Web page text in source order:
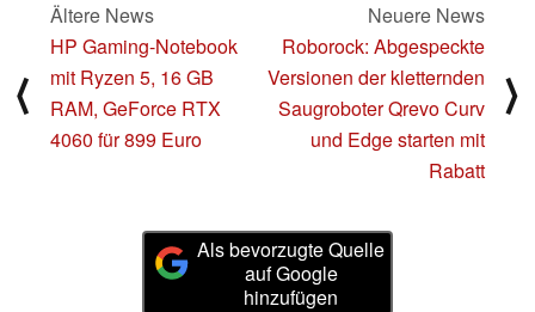
⟨
Ältere News
HP Gaming-Notebook
mit Ryzen 5, 16 GB
RAM, GeForce RTX
4060 für 899 Euro
Neuere News
Roborock: Abgespeckte
Versionen der kletternden
Saugroboter Qrevo Curv
und Edge starten mit
Rabatt
⟩
Als bevorzugte Quelle
auf Google
hinzufügen